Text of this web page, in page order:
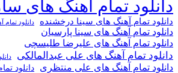
دانلود تمام آهنگ های
دانلود تمام آهنگ های سینا درخشنده دانلود
دانلود تمام آهنگ های سینا پارسیان
دانلود تمام آهنگ های علیرضا طلیسچی
دانلود تمام آهنگ های علی عبدالمالکی
دانلود تمام آهنگ های علی منتظری دانلود